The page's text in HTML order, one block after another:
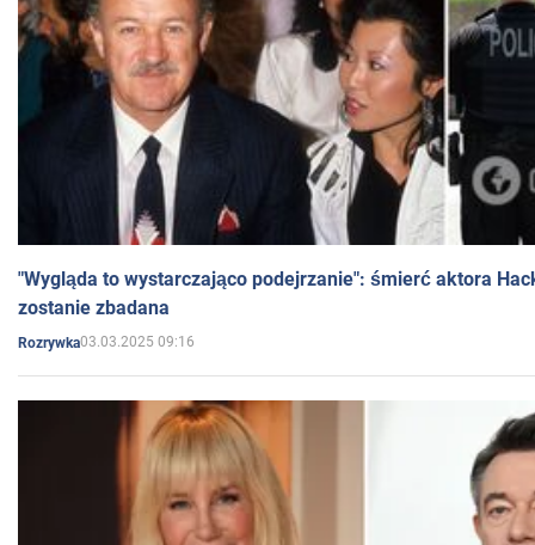
"Wygląda to wystarczająco podejrzanie": śmierć aktora
zostanie zbadana
Rozrywka03.03.2025 09:16